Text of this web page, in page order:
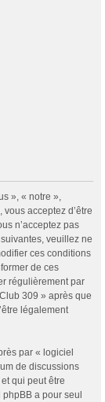
», « notre »,
acceptez d’être
n’acceptez pas
veuillez ne
ces conditions
de ces
régulièrement par
309 » après que
légalement
par « logiciel
de discussions
qui peut être
a pour seul